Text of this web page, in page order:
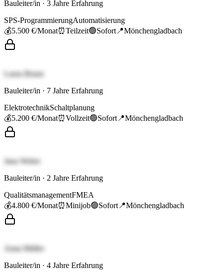
Bauleiter/in · 3 Jahre Erfahrung
SPS-ProgrammierungAutomatisierung
💰5.500 €/Monat⏰Teilzeit🟢Sofort 📍Mönchengladbach
Laura Braun
Bauleiter/in · 7 Jahre Erfahrung
ElektrotechnikSchaltplanung
💰5.200 €/Monat⏰Vollzeit🟢Sofort 📍Mönchengladbach
Jana Weber
Bauleiter/in · 2 Jahre Erfahrung
QualitätsmanagementFMEA
💰4.800 €/Monat⏰Minijob🟢Sofort 📍Mönchengladbach
Anna Müller
Bauleiter/in · 4 Jahre Erfahrung